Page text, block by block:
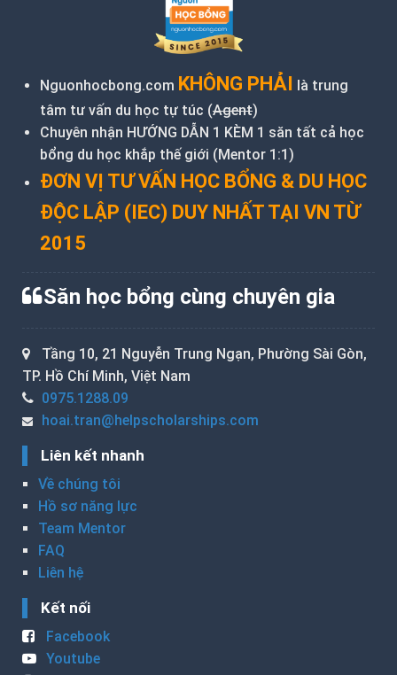
Nguonhocbong.com KHÔNG PHẢI là trung
tâm tư vấn du học tự túc (Agent)
Chuyên nhận HƯỚNG DẪN 1 KÈM 1 săn tất cả học
bổng du học khắp thế giới (Mentor 1:1)
ĐƠN VỊ TƯ VẤN HỌC BỔNG & DU HỌC
ĐỘC LẬP (IEC) DUY NHẤT TẠI VN TỪ
2015
Săn học bổng cùng chuyên gia
Tầng 10, 21 Nguyễn Trung Ngạn, Phường Sài Gòn,
TP. Hồ Chí Minh, Việt Nam
0975.1288.09
hoai.tran@helpscholarships.com
Liên kết nhanh
Về chúng tôi
Hồ sơ năng lực
Team Mentor
FAQ
Liên hệ
Kết nối
Facebook
Youtube